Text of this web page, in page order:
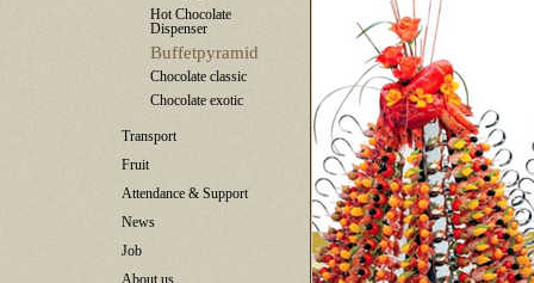
Hot Chocolate
Dispenser
Buffetpyramid
Chocolate classic
Chocolate exotic
Transport
Fruit
Attendance & Support
News
Job
About us